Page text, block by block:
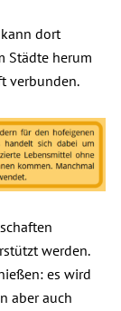
dort
Städte herum
verbunden.
werden.
es wird
aber auch